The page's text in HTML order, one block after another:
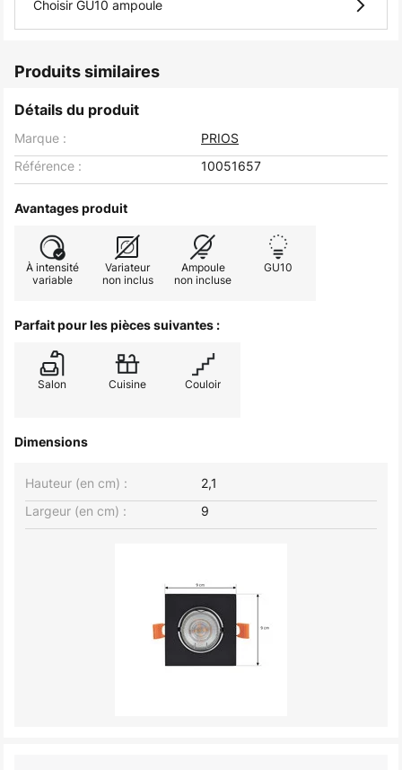
Choisir GU10 ampoule
Produits similaires
Détails du produit
Marque :
PRIOS
Référence :
10051657
Avantages produit
À intensité
variable
Variateur
non inclus
Ampoule
non incluse
GU10
Parfait pour les pièces suivantes :
Salon Cuisine Couloir
Dimensions
Largeur (en cm) : 9
Hauteur (en cm) : 2,1